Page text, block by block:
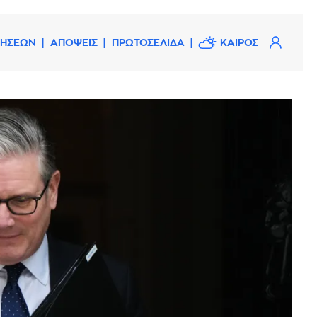
ΑΠΟΨΕΙΣ ΠΡΩΤΟΣΕΛΙΔΑ ΚΑΙΡΟΣ